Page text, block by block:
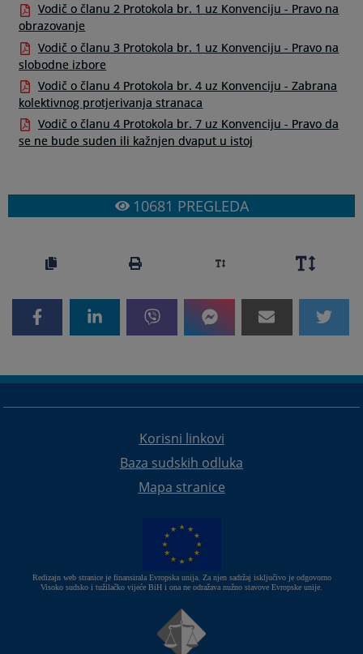
Vodič o članu 2 Protokola br. 1 uz Konvenciju - Pravo na
obrazovanje
Vodič o članu 3 Protokola br. 1 uz Konvenciju - Pravo na
slobodne izbore
Vodič o članu 4 Protokola br. 4 uz Konvenciju - Zabrana
kolektivnog protjerivanja stranaca
Vodič o članu 4 Protokola br. 7 uz Konvenciju - Pravo da
se ne bude suden ili kažnjen dvaput u istoj
10681 PREGLEDA
Korisni linkovi
Baza sudskih odluka
Mapa stranice
Redizajn web stranice je finansirala Evropska unija. Za njen sadržaj isključivo je odgovorno
Visoko sudsko i tužilačko vijeće BiH i ona ne odražava nužno stavove Evropske unije.